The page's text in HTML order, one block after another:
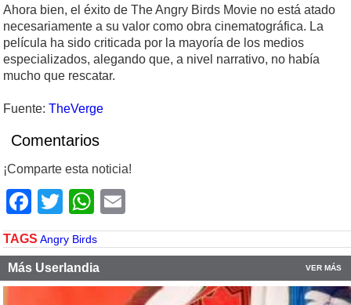
Ahora bien, el éxito de The Angry Birds Movie no está atado
necesariamente a su valor como obra cinematográfica. La
película ha sido criticada por la mayoría de los medios
especializados, alegando que, a nivel narrativo, no había
mucho que rescatar.
Fuente: TheVerge
Comentarios
¡Comparte esta noticia!
Facebook
TwitterWhatsApp
TAGS Angry Birds
Más Userlandia VER MÁS